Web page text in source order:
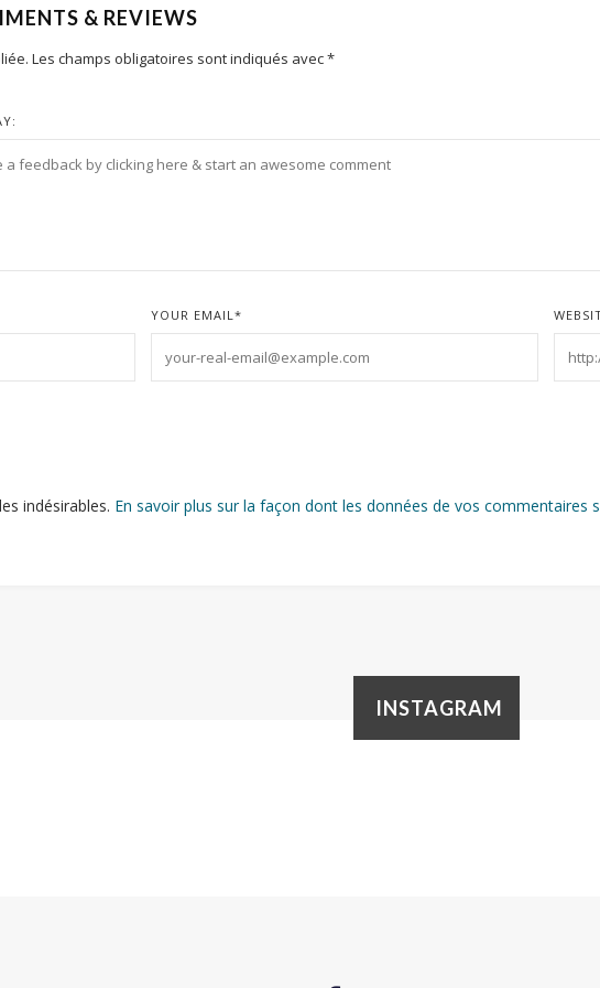
& REVIEWS
Les champs obligatoires sont indiqués avec*
YOUR EMAIL*
indésirables. En savoir plus sur la façon dont les données de vos commentaires
INSTAGRAM